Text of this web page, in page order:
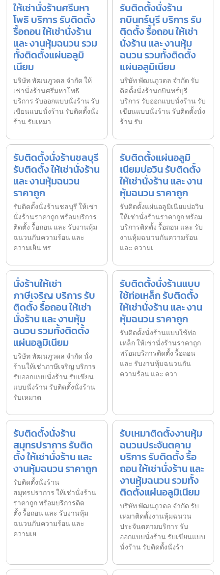
ให้เช่านั่งร้านศรีมหา
โพธิ บริการ รับติดตั้ง
รื้อถอน ให้เช่านั่งร้าน
และ งานหุ้มฉนวน รวม
ทั้งติดตั้งแผ่นอลูมิ
เนียม
บริษัท พัฒนภูวดล จำกัด ให้
เช่านั่งร้านศรีมหาโพธิ
บริการ รับออกแบบนั่งร้าน รับ
เขียนแบบนั่งร้าน รับติดตั้งนั่ง
ร้าน รับเหมา
รับติดตั้งนั่งร้าน
กบินทร์บุรี บริการ รับ
ติดตั้ง รื้อถอน ให้เช่า
นั่งร้าน และ งานหุ้ม
ฉนวน รวมทั้งติดตั้ง
แผ่นอลูมิเนียม
บริษัท พัฒนภูวดล จำกัด รับ
ติดตั้งนั่งร้านกบินทร์บุรี
บริการ รับออกแบบนั่งร้าน รับ
เขียนแบบนั่งร้าน รับติดตั้งนั่ง
ร้าน รับ
รับติดตั้งนั่งร้านชลบุรี
รับติดตั้ง ให้เช่านั่งร้าน
และ งานหุ้มฉนวน
ราคาถูก
รับติดตั้งนั่งร้านชลบุรี ให้เช่า
นั่งร้านราคาถูก พร้อมบริการ
ติดตั้ง รื้อถอน และ รับงานหุ้ม
ฉนวนกันความร้อน และ
ความเย็น พร
รับติดตั้งแผ่นอลูมิ
เนียมบ่อวิน รับติดตั้ง
ให้เช่านั่งร้าน และ งาน
หุ้มฉนวน ราคาถูก
รับติดตั้งแผ่นอลูมิเนียมบ่อวิน
ให้เช่านั่งร้านราคาถูก พร้อม
บริการติดตั้ง รื้อถอน และ รับ
งานหุ้มฉนวนกันความร้อน
และ ความเ
นั่งร้านให้เช่า
ภาษีเจริญ บริการ รับ
ติดตั้ง รื้อถอน ให้เช่า
นั่งร้าน และ งานหุ้ม
ฉนวน รวมทั้งติดตั้ง
แผ่นอลูมิเนียม
บริษัท พัฒนภูวดล จำกัด นั่ง
ร้านให้เช่าภาษีเจริญ บริการ
รับออกแบบนั่งร้าน รับเขียน
แบบนั่งร้าน รับติดตั้งนั่งร้าน
รับเหมาต
รับติดตั้งนั่งร้านแบบ
ใช้ท่อเหล็ก รับติดตั้ง
ให้เช่านั่งร้าน และ งาน
หุ้มฉนวน ราคาถูก
รับติดตั้งนั่งร้านแบบใช้ท่อ
เหล็ก ให้เช่านั่งร้านราคาถูก
พร้อมบริการติดตั้ง รื้อถอน
และ รับงานหุ้มฉนวนกัน
ความร้อน และ ควา
รับติดตั้งนั่งร้าน
สมุทรปราการ รับติด
ตั้ง ให้เช่านั่งร้าน และ
งานหุ้มฉนวน ราคาถูก
รับติดตั้งนั่งร้าน
สมุทรปราการ ให้เช่านั่งร้าน
ราคาถูก พร้อมบริการติด
ตั้ง รื้อถอน และ รับงานหุ้ม
ฉนวนกันความร้อน และ
ความเย
รับเหมาติดตั้งงานหุ้ม
ฉนวนประจันตคาม
บริการ รับติดตั้ง รื้อ
ถอน ให้เช่านั่งร้าน และ
งานหุ้มฉนวน รวมทั้ง
ติดตั้งแผ่นอลูมิเนียม
บริษัท พัฒนภูวดล จำกัด รับ
เหมาติดตั้งงานหุ้มฉนวน
ประจันตคามบริการ รับ
ออกแบบนั่งร้าน รับเขียนแบบ
นั่งร้าน รับติดตั้งนั่งร้า